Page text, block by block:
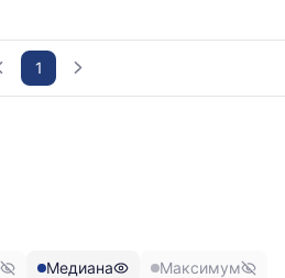
1
Медиана Максимум